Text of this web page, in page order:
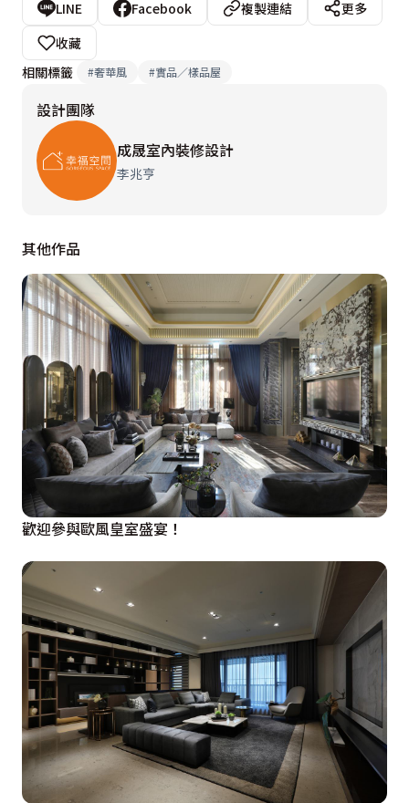
與上一個建案相較雖然坪數較小，但本案依舊有115
坪、四房格局，建案規劃初期已請成晟設計參與圖面修
正，李兆亨設計師只需依照現有房型凸顯品味設計風格。
拼花地坪分野出玄關意象，藉由材質開放規劃空間機能。
  除了大坪數空間、添加大器氛圍的石材及頂級的傢俱建
材，成晟設計在天花板及牆面處以線板搭配歐式水晶吊
LINE Facebook 複製連結
更多
收藏
相關標籤
#奢華風 #實品／樣品屋
設計團隊
成晟室內裝修設計
李兆亨
其他作品
歡迎參與歐風皇室盛宴！